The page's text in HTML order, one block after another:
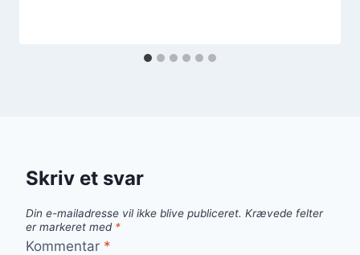
Skriv et svar
Din e-mailadresse vil ikke blive publiceret. Krævede felter
er markeret med *
Kommentar *